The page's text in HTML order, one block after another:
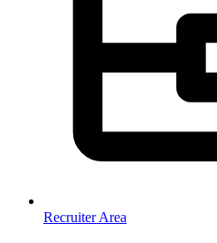
Recruiter Area